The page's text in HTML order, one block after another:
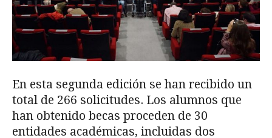
En esta segunda edición se han recibido un
total de 266 solicitudes. Los alumnos que
han obtenido becas proceden de 30
entidades académicas, incluidas dos